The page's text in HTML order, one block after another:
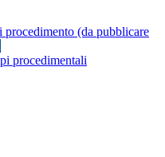
procedimento (da pubblicare
procedimentali